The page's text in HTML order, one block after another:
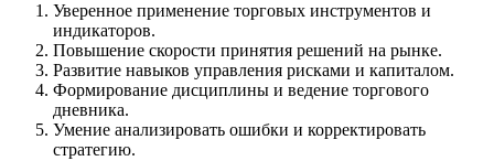
Уверенное применение торговых инструментов и
индикаторов.
Повышение скорости принятия решений на рынке.
Развитие навыков управления рисками и капиталом.
Формирование дисциплины и ведение торгового
дневника.
Умение анализировать ошибки и корректировать
стратегию.